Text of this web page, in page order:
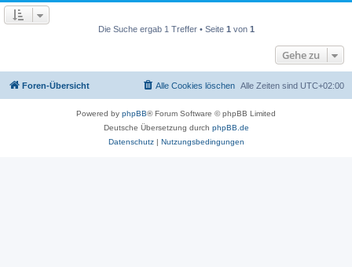
Die Suche ergab 1 Treffer • Seite 1 von 1
Gehe zu
Foren-Übersicht Alle Zeiten sind UTC+02:00
Alle Cookies löschen
Powered by phpBB® Forum Software © phpBB Limited
Deutsche Übersetzung durch phpBB.de
Datenschutz| Nutzungsbedingungen